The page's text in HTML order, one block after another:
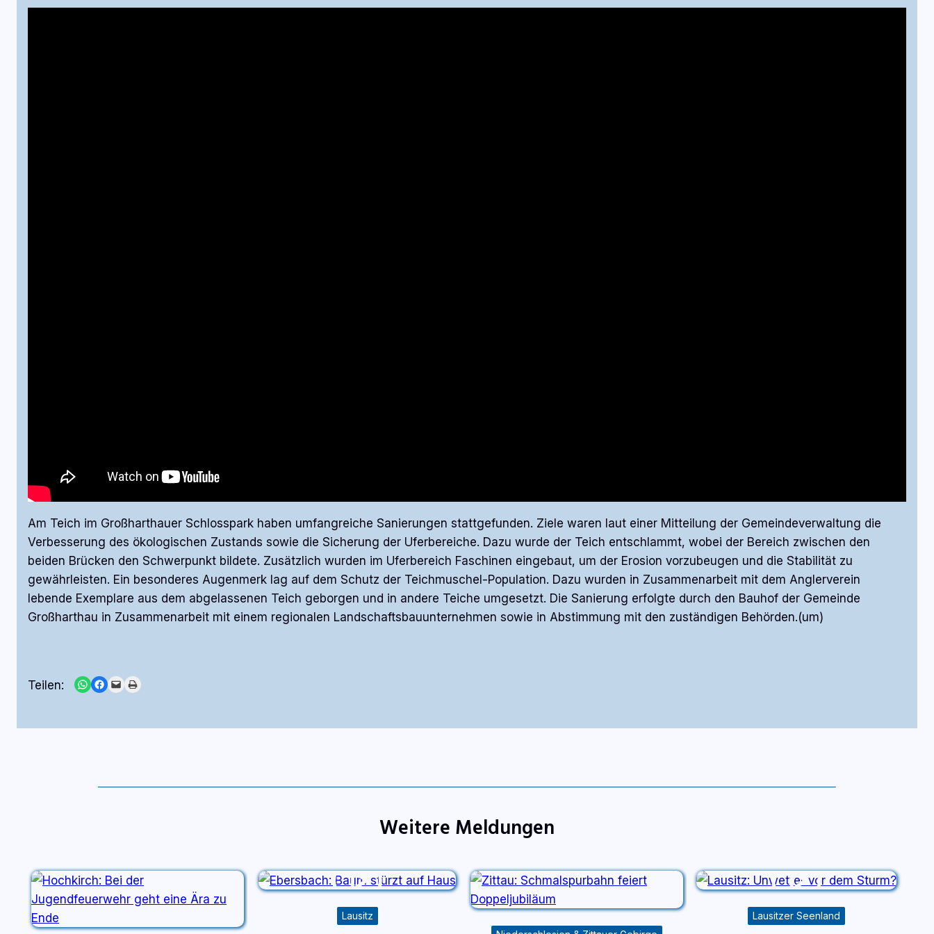
Am Teich im Großharthauer Schlosspark haben umfangreiche Sanierungen stattgefunden. Ziele waren laut einer Mitteilung der Gemeindeverwaltung die
Verbesserung des ökologischen Zustands sowie die Sicherung der Uferbereiche. Dazu wurde der Teich entschlammt, wobei der Bereich zwischen den
beiden Brücken den Schwerpunkt bildete. Zusätzlich wurden im Uferbereich Faschinen eingebaut, um der Erosion vorzubeugen und die Stabilität zu
gewährleisten. Ein besonderes Augenmerk lag auf dem Schutz der Teichmuschel-Population. Dazu wurden in Zusammenarbeit mit dem Anglerverein
lebende Exemplare aus dem abgelassenen Teich geborgen und in andere Teiche umgesetzt. Die Sanierung erfolgte durch den Bauhof der Gemeinde
Großharthau in Zusammenarbeit mit einem regionalen Landschaftsbauunternehmen sowie in Abstimmung mit den zuständigen Behörden.(um)
Teilen: Share on WhatsApp
Share on Facebook
Email this PagePrint this Page
Weitere Meldungen
Lausitz Lausitzer Seenland